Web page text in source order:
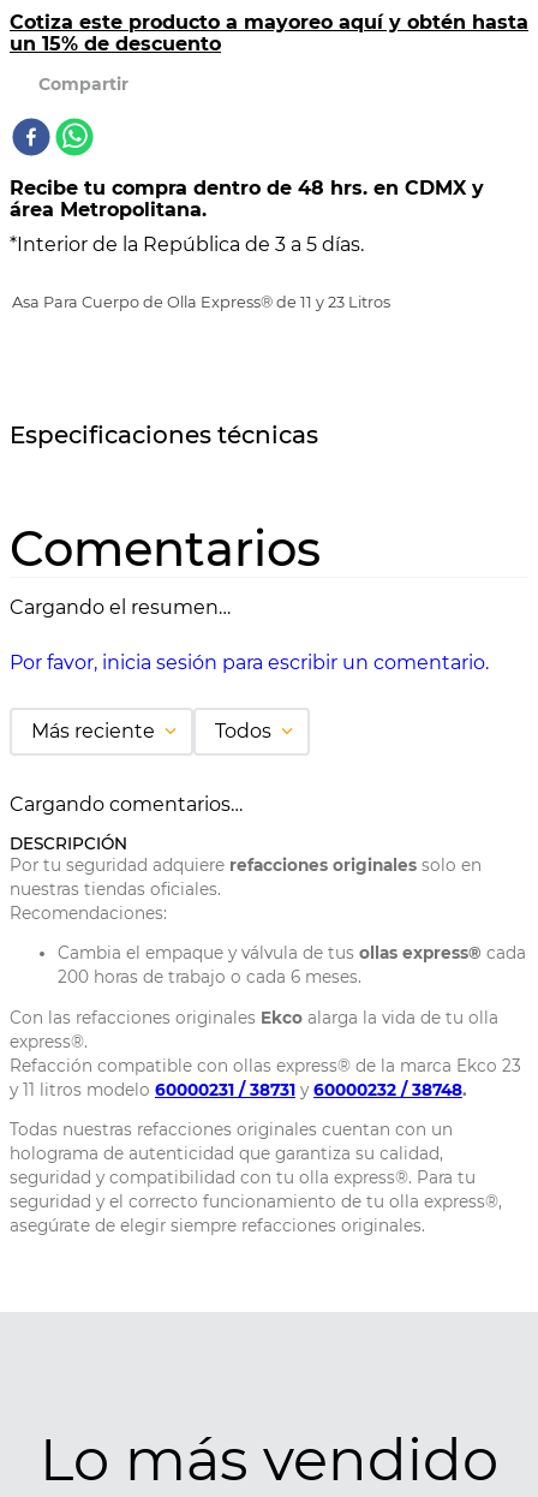
Cotiza este producto a mayoreo aquí y obtén hasta
un 15% de descuento
Recibe tu compra dentro de 48 hrs. en CDMX y
área Metropolitana.
*Interior de la República de 3 a 5 días.
Asa Para Cuerpo de Olla Express® de 11 y 23 Litros
Especificaciones técnicas
Comentarios
Cargando el resumen…
Por favor, inicia sesión para escribir un comentario.
Más reciente Todos
Cargando comentarios…
DESCRIPCIÓN
Por tu seguridad adquiere refacciones originales solo en
nuestras tiendas oficiales.
Recomendaciones:
Cambia el empaque y válvula de tus ollas express® cada
200 horas de trabajo o cada 6 meses.
Con las refacciones originales Ekco alarga la vida de tu olla
express®.
Refacción compatible con ollas express® de la marca Ekco 23
y 11 litros modelo 60000231 / 38731 y 60000232 / 38748.
Todas nuestras refacciones originales cuentan con un
holograma de autenticidad que garantiza su calidad,
seguridad y compatibilidad con tu olla express®. Para tu
seguridad y el correcto funcionamiento de tu olla express®,
asegúrate de elegir siempre refacciones originales.
Lo más vendido